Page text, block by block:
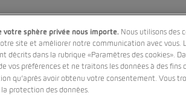
votre sphère privée nous importe. Nous utilisons des
site et améliorer notre communication avec vous.
décrits dans la rubrique «Paramètres des cookies».
vos préférences et ne traitons les données à des fins
qu’après avoir obtenu votre consentement. Vous
protection des données.